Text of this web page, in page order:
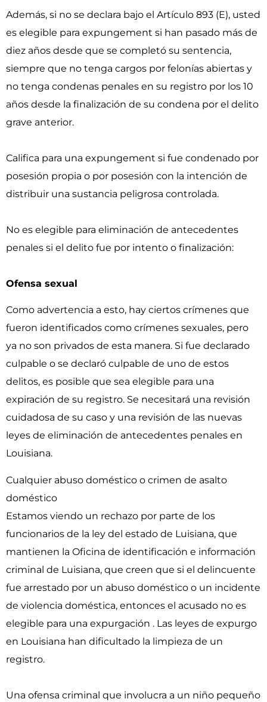
Además, si no se declara bajo el Artículo 893 (E), usted
es elegible para expungement si han pasado más de
diez años desde que se completó su sentencia,
siempre que no tenga cargos por felonías abiertas y
no tenga condenas penales en su registro por los 10
años desde la finalización de su condena por el delito
grave anterior.
Califica para una expungement si fue condenado por
posesión propia o por posesión con la intención de
distribuir una sustancia peligrosa controlada.
No es elegible para eliminación de antecedentes
penales si el delito fue por intento o finalización:
Ofensa sexual
Como advertencia a esto, hay ciertos crímenes que
fueron identificados como crímenes sexuales, pero
ya no son privados de esta manera. Si fue declarado
culpable o se declaró culpable de uno de estos
delitos, es posible que sea elegible para una
expiración de su registro. Se necesitará una revisión
cuidadosa de su caso y una revisión de las nuevas
leyes de eliminación de antecedentes penales en
Louisiana.
Cualquier abuso doméstico o crimen de asalto
doméstico
Estamos viendo un rechazo por parte de los
funcionarios de la ley del estado de Luisiana, que
mantienen la Oficina de identificación e información
criminal de Luisiana, que creen que si el delincuente
fue arrestado por un abuso doméstico o un incidente
de violencia doméstica, entonces el acusado no es
elegible para una expurgación . Las leyes de expurgo
en Louisiana han dificultado la limpieza de un
registro.
Una ofensa criminal que involucra a un niño pequeño